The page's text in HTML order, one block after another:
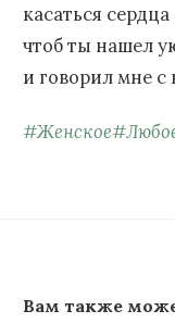
касаться
чтоб ты нашел
и говорил мне
#Женское#
Вам также